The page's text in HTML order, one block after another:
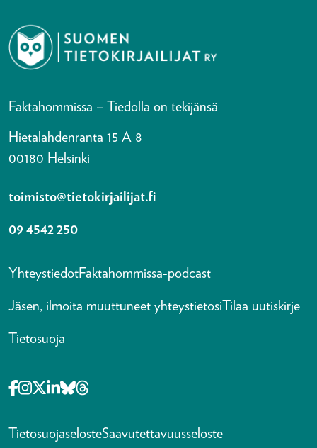
Faktahommissa – Tiedolla on tekijänsä
Hietalahdenranta 15 A 8
00180 Helsinki
toimisto@tietokirjailijat.fi
09 4542 250
YhteystiedotFaktahommissa-podcast
Jäsen, ilmoita muuttuneet yhteystietosi Tilaa uutiskirje
Tietosuoja
Opens in a new tab Facebook-f
Opens in a new tab Instagram
Opens in a new tab X-twitter
Opens in a new tab Linkedin-in
Opens in a new tab Bluesky
TietosuojaselosteSaavutettavuusseloste